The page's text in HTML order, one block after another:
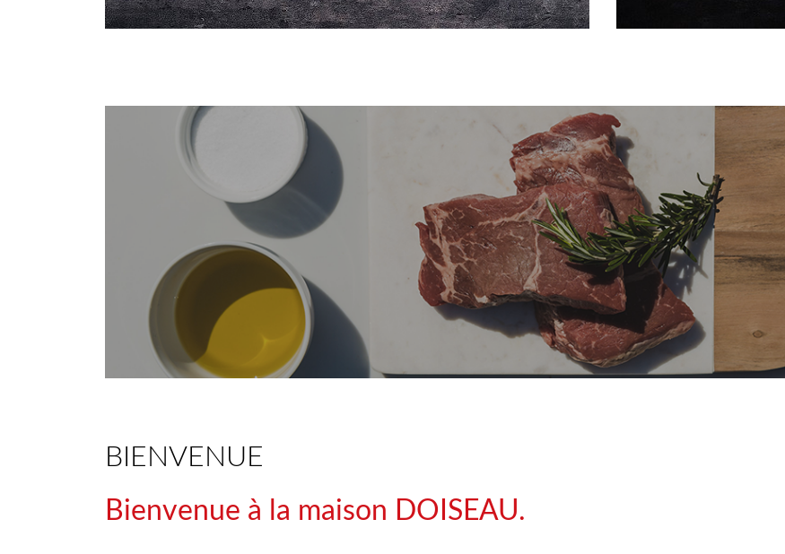
BIENVENUE
Bienvenue à la maison DOISEAU.